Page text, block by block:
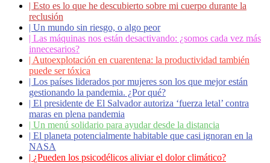
| Esto es lo que he descubierto sobre mi cuerpo durante la
reclusión
| Un mundo sin riesgo, o algo peor
| Las máquinas nos están desactivando: ¿somos cada vez más
innecesarios?
| Autoexplotación en cuarentena: la productividad también
puede ser tóxica
| Los países liderados por mujeres son los que mejor están
gestionando la pandemia. ¿Por qué?
| El presidente de El Salvador autoriza ‘fuerza letal’ contra
maras en plena pandemia
| Un menú solidario para ayudar desde la distancia
| El planeta potencialmente habitable que casi ignoran en la
NASA
| ¿Pueden los psicodélicos aliviar el dolor climático?